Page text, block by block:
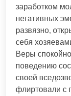
заработком
негативных
развязно,
себя
Веры
поведению
своей
флиртовали с